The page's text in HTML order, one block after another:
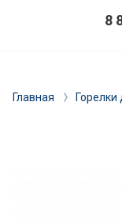
8
Главная Горелки